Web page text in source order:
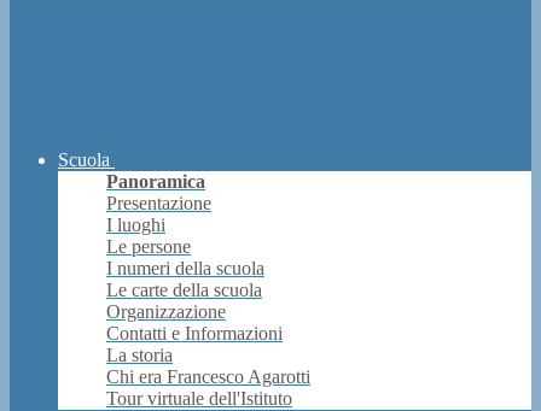
Scuola
Panoramica
Presentazione
I luoghi
Le persone
I numeri della scuola
Le carte della scuola
Organizzazione
Contatti e Informazioni
La storia
Chi era Francesco Agarotti
Tour virtuale dell'Istituto